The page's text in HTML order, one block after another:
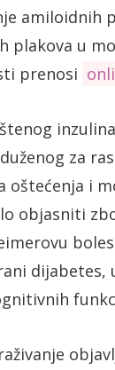
amiloidnih
plakova u
prenosi
za
oštećenja i
objasniti
dijabetes,